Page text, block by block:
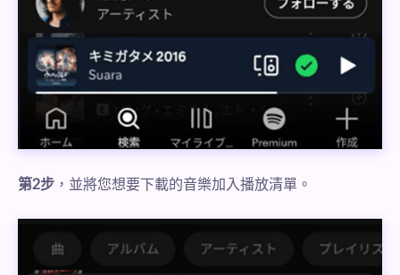
第2步 ，並將您想要下載的音樂加入播放清單。